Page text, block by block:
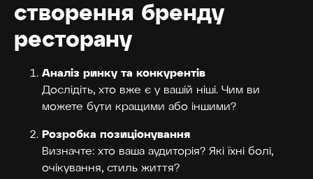
створення бренду
ресторану
Аналіз ринку та конкурентів
Дослідіть, хто вже є у вашій ніші. Чим ви
можете бути кращими або іншими?
Розробка позиціонування
Визначте: хто ваша аудиторія? Які їхні болі,
очікування, стиль життя?